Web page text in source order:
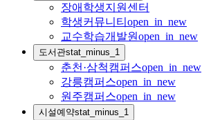
장애학생지원센터
학생커뮤니티 open_in_new
교수학습개발원open_in_new
도서관stat_minus_1
춘천·삼척캠퍼스open_in_new
강릉캠퍼스open_in_new
원주캠퍼스open_in_new
시설예약stat_minus_1